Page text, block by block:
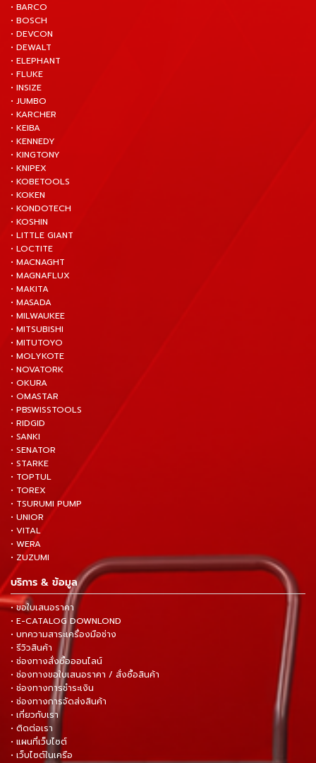
• BARCO
• BOSCH
• DEVCON
• DEWALT
• ELEPHANT
• FLUKE
• INSIZE
• JUMBO
• KARCHER
• KEIBA
• KENNEDY
• KINGTONY
• KNIPEX
• KOBETOOLS
• KOKEN
• KONDOTECH
• KOSHIN
• LITTLE GIANT
• LOCTITE
• MACNAGHT
• MAGNAFLUX
• MAKITA
• MASADA
• MILWAUKEE
• MITSUBISHI
• MITUTOYO
• MOLYKOTE
• NOVATORK
• OKURA
• OMASTAR
• PBSWISSTOOLS
• RIDGID
• SANKI
• SENATOR
• STARKE
• TOPTUL
• TOREX
• TSURUMI PUMP
• UNIOR
• VITAL
• WERA
• ZUZUMI
บริการ & ข้อมูล
• ขอใบเสนอราคา
• E-CATALOG DOWNLOND
• บทความสาระเครื่องมือช่าง
• รีวิวสินค้า
• ช่องทางสั่งซื้อออนไลน์
• ช่องทางขอใบเสนอราคา / สั่งซื้อสินค้า
• ช่องทางการชำระเงิน
• ช่องทางการจัดส่งสินค้า
• เกี่ยวกับเรา
• ติดต่อเรา
• แผนที่เว็บไซต์
• เว็บไซต์ในเครือ